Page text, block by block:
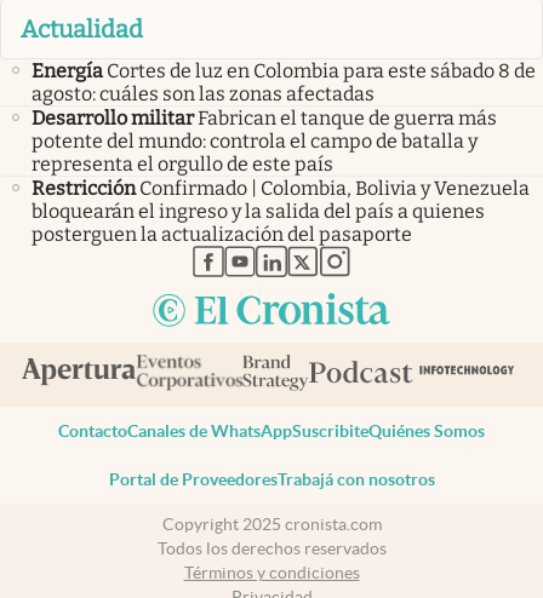
Actualidad
Energía Cortes de luz en Colombia para este sábado 8 de
agosto: cuáles son las zonas afectadas
Desarrollo militarFabrican el tanque de guerra más
potente del mundo: controla el campo de batalla y
representa el orgullo de este país
Restricción Confirmado | Colombia, Bolivia y Venezuela
bloquearán el ingreso y la salida del país a quienes
posterguen la actualización del pasaporte
abre en nueva pestaña
abre en nueva pestaña
abre en nueva pestaña
abre en nueva pestaña
abre en nueva pestaña
ContactoCanales de WhatsAppSuscribiteQuiénes Somos
Portal de ProveedoresTrabajá con nosotros
Copyright 2025 cronista.com
Todos los derechos reservados
Términos y condiciones